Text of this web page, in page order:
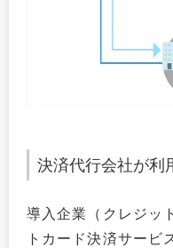
決済代行会社が利
導入企業（クレジッ
トカード決済サービ